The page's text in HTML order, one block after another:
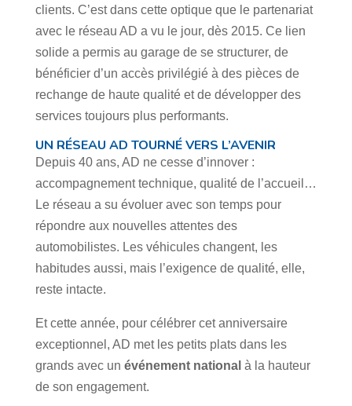
clients. C’est dans cette optique que le partenariat
avec le réseau AD a vu le jour, dès 2015. Ce lien
solide a permis au garage de se structurer, de
bénéficier d’un accès privilégié à des pièces de
rechange de haute qualité et de développer des
services toujours plus performants.
UN RÉSEAU AD TOURNÉ VERS L’AVENIR
Depuis 40 ans, AD ne cesse d’innover :
accompagnement technique, qualité de l’accueil…
Le réseau a su évoluer avec son temps pour
répondre aux nouvelles attentes des
automobilistes. Les véhicules changent, les
habitudes aussi, mais l’exigence de qualité, elle,
reste intacte.
Et cette année, pour célébrer cet anniversaire
exceptionnel, AD met les petits plats dans les
grands avec un événement national à la hauteur
de son engagement.